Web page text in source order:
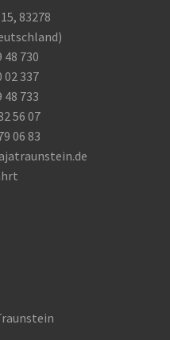
83278
48 730
02 337
48 733
56 07
06 83